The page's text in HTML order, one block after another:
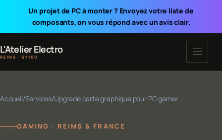
Un projet de PC à monter ? Envoyez votre liste de
composants, on vous répond avec un avis clair.
L'Atelier Electro
REIMS · 51100
Accueil/Services/Upgrade carte graphique pour PC gamer
GAMING · REIMS & FRANCE